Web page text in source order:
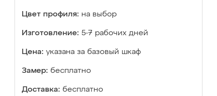
Цвет профиля: на выбор
Изготовление: 5-7 рабочих дней
Цена: указана за базовый шкаф
Замер: бесплатно
Доставка: бесплатно